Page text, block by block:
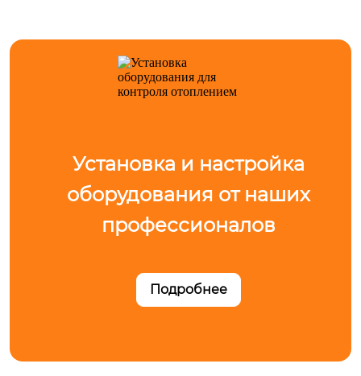
Установка и настройка
оборудования от наших
профессионалов
Подробнее